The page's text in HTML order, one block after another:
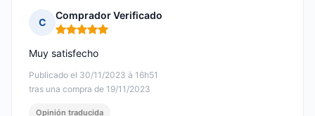
C
Comprador Verificado
Nota: 5 de 5
Publicado el 30/11/2023 à 16h51
tras una compra de 19/11/2023
Muy satisfecho
Opinión traducida